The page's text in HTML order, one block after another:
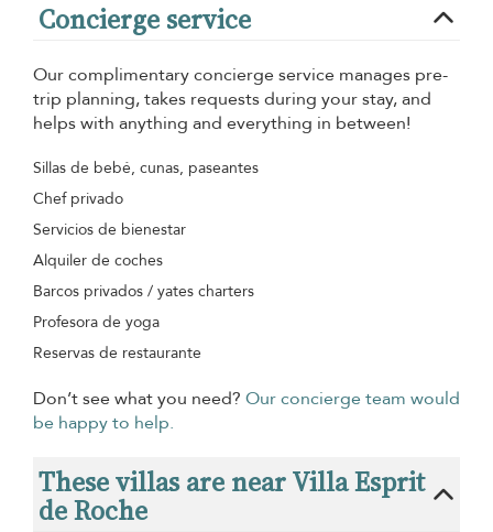
Concierge service
Our complimentary concierge service manages pre-
trip planning, takes requests during your stay, and
helps with anything and everything in between!
Sillas de bebé, cunas, paseantes
Chef privado
Servicios de bienestar
Alquiler de coches
Barcos privados / yates charters
Profesora de yoga
Reservas de restaurante
Don’t see what you need? Our concierge team would
be happy to help.
These villas are near Villa Esprit
de Roche